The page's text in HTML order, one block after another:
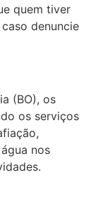
quem tiver
denuncie
(BO), os
os serviços
nos